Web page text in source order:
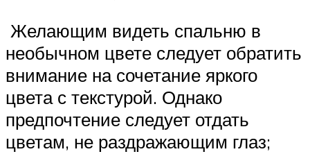
Желающим видеть спальню в
необычном цвете следует обратить
внимание на сочетание яркого
цвета с текстурой. Однако
предпочтение следует отдать
цветам, не раздражающим глаз;